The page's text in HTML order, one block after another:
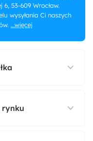
53-609 Wrocław.
wysyłania Ci naszych
...więcej
rynku